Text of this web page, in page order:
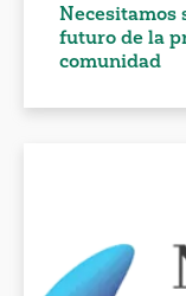
Necesitamos
futuro de la
comunidad